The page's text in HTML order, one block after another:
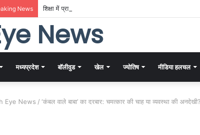
News शिक्षा में प्राचीन धरोहर और आधुनिकता का संगम: KTU में गूँजी
News
मध्यप्रदेश बॉलीवुड खेल ज्योतिष मीडिया हलचल
Eye News / ‘कंबल वाले बाबा’ का दरबार: चमत्कार की चाह या व्यवस्था की अनदेखी?